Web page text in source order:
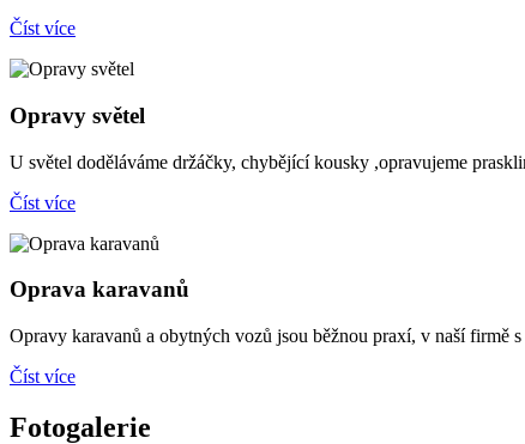
Číst více
Opravy světel
U světel doděláváme držáčky, chybějící kousky ,opravujeme
Číst více
Oprava karavanů
Opravy karavanů a obytných vozů jsou běžnou praxí, v naší firmě
Číst více
Fotogalerie